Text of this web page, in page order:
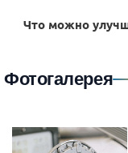
Что можно
Фотогалерея